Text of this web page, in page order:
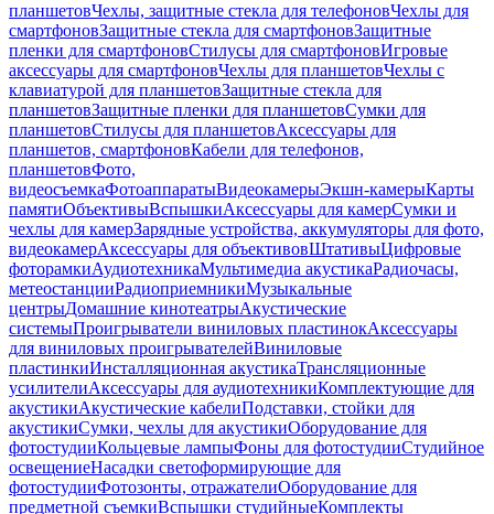
планшетовЧехлы, защитные стекла для телефоновЧехлы для
смартфоновЗащитные стекла для смартфоновЗащитные
пленки для смартфоновСтилусы для смартфоновИгровые
аксессуары для смартфоновЧехлы для планшетовЧехлы с
клавиатурой для планшетовЗащитные стекла для
планшетовЗащитные пленки для планшетовСумки для
планшетовСтилусы для планшетовАксессуары для
планшетов, смартфоновКабели для телефонов,
планшетовФото,
видеосъемкаФотоаппаратыВидеокамерыЭкшн-камерыКарты
памятиОбъективыВспышкиАксессуары для камерСумки и
чехлы для камерЗарядные устройства, аккумуляторы для фото,
видеокамерАксессуары для объективовШтативыЦифровые
фоторамкиАудиотехникаМультимедиа акустикаРадиочасы,
метеостанцииРадиоприемникиМузыкальные
центрыДомашние кинотеатрыАкустические
системыПроигрыватели виниловых пластинокАксессуары
для виниловых проигрывателейВиниловые
пластинкиИнсталляционная акустикаТрансляционные
усилителиАксессуары для аудиотехникиКомплектующие для
акустикиАкустические кабелиПодставки, стойки для
акустикиСумки, чехлы для акустикиОборудование для
фотостудииКольцевые лампыФоны для фотостудииСтудийное
освещениеНасадки светоформирующие для
фотостудииФотозонты, отражателиОборудование для
предметной съемкиВспышки студийныеКомплекты